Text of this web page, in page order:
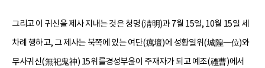
그리고 이 귀신을 제사 지내는 것은 청명(淸明)과 7월 15일, 10월 15일 세
차례 행하고, 그 제사는 북쪽에 있는 여단(癘壇)에 성황일위(城隍一位)와
무사귀신(無祀鬼神) 15위를경성부윤이 주재자가 되고 예조(禮曹)에서